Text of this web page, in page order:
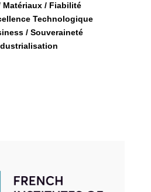
Matériaux / Fiabilité
Technologique
/ Souveraineté